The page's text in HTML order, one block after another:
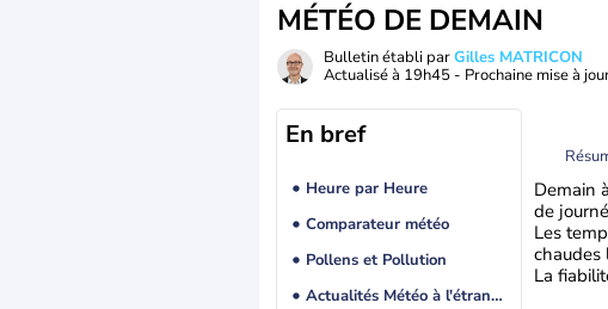
MÉTÉO DE DEMAIN
Bulletin établi parGilles MATRICON
Actualisé à 19h45 - Prochaine mise à
En bref
Heure par Heure
Comparateur météo
Pollens et Pollution
Actualités Météo à l'étranger
Demain
de
Les
chaudes
La